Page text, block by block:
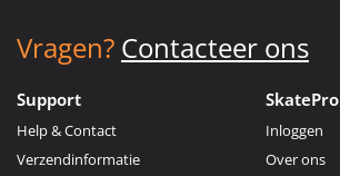
Vragen? Contacteer ons
Support
Help & Contact
Verzendinformatie
SkatePro
Inloggen
Over ons